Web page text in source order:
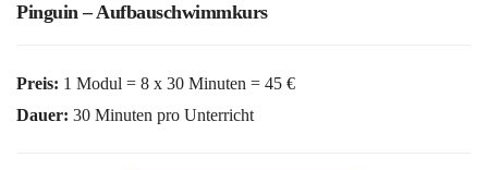
Pinguin – Aufbauschwimmkurs
Preis: 1 Modul = 8 x 30 Minuten = 45 €
Dauer: 30 Minuten pro Unterricht